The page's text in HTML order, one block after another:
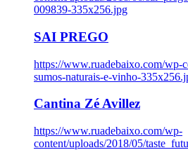
009839-335x256.jpg
SAI PREGO
https://www.ruadebaixo.com/wp-
sumos-naturais-e-vinho-
Cantina Zé Avillez
https://www.ruadebaixo.com/wp-
content/uploads/2018/05/